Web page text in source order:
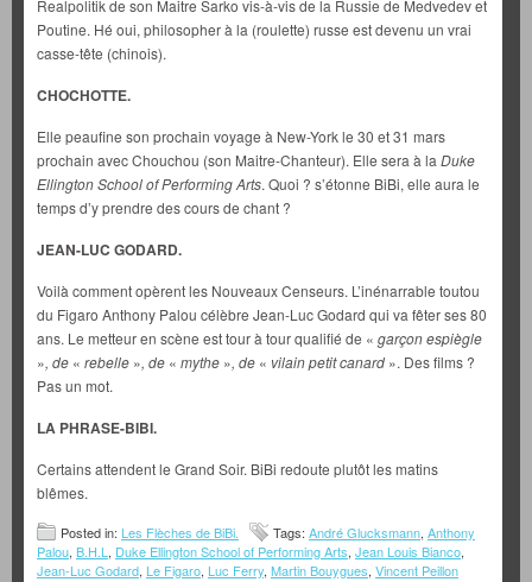
Realpolitik de son Maitre Sarko vis-à-vis de la Russie de Medvedev et
Poutine. Hé oui, philosopher à la (roulette) russe est devenu un vrai
casse-tête (chinois).
CHOCHOTTE.
Elle peaufine son prochain voyage à New-York le 30 et 31 mars
prochain avec Chouchou (son Maitre-Chanteur). Elle sera à la Duke
Ellington School of Performing Arts. Quoi ? s’étonne BiBi, elle aura le
temps d’y prendre des cours de chant ?
JEAN-LUC GODARD.
Voilà comment opèrent les Nouveaux Censeurs. L’inénarrable toutou
du Figaro Anthony Palou célèbre Jean-Luc Godard qui va fêter ses 80
ans. Le metteur en scène est tour à tour qualifié de « garçon espiègle
», de « rebelle », de « mythe », de « vilain petit canard ». Des films ?
Pas un mot.
LA PHRASE-BIBI.
Certains attendent le Grand Soir. BiBi redoute plutôt les matins
blêmes.
Posted in: Les Flèches de BiBi. Tags: André Glucksmann, Anthony
Palou, B.H.L , Duke Ellington School of Performing Arts, Jean Louis Bianco,
Jean-Luc Godard, Le Figaro, Luc Ferry, Martin Bouygues, Vincent Peillon